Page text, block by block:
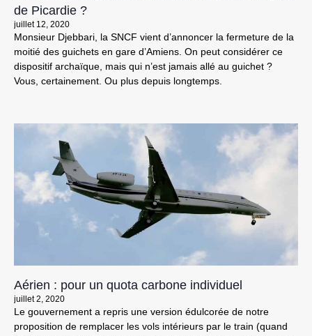
de Picardie ?
juillet 12, 2020
Monsieur Djebbari, la SNCF vient d’annoncer la fermeture de la
moitié des guichets en gare d’Amiens. On peut considérer ce
dispositif archaïque, mais qui n’est jamais allé au guichet ?
Vous, certainement. Ou plus depuis longtemps.
Aérien : pour un quota carbone individuel
juillet 2, 2020
Le gouvernement a repris une version édulcorée de notre
proposition de remplacer les vols intérieurs par le train (quand